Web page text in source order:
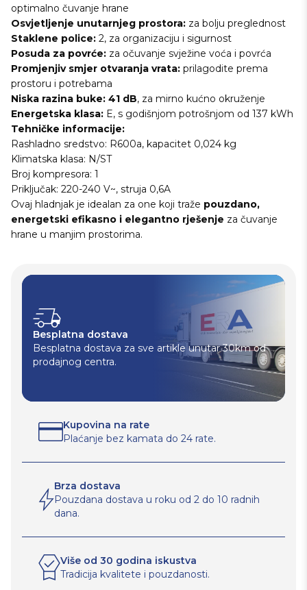
optimalno čuvanje hrane
Osvjetljenje unutarnjeg prostora: za bolju preglednost
Staklene police: 2, za organizaciju i sigurnost
Posuda za povrće: za očuvanje svježine voća i povrća
Promjenjiv smjer otvaranja vrata: prilagodite prema
prostoru i potrebama
Niska razina buke: 41 dB, za mirno kućno okruženje
Energetska klasa: E, s godišnjom potrošnjom od 137 kWh
Tehničke informacije:
Rashladno sredstvo: R600a, kapacitet 0,024 kg
Klimatska klasa: N/ST
Broj kompresora: 1
Priključak: 220-240 V~, struja 0,6A
Ovaj hladnjak je idealan za one koji traže pouzdano,
energetski efikasno i elegantno rješenje za čuvanje
hrane u manjim prostorima.
Besplatna dostava
Besplatna dostava za sve artikle unutar 30km od
prodajnog centra.
Kupovina na rate
Plaćanje bez kamata do 24 rate.
Brza dostava
Pouzdana dostava u roku od 2 do 10 radnih
dana.
Više od 30 godina iskustva
Tradicija kvalitete i pouzdanosti.